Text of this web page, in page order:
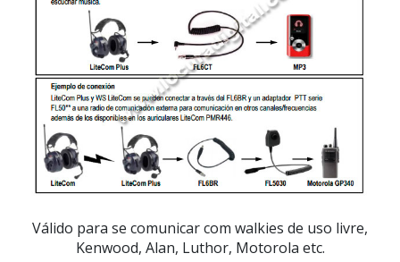
Válido para se comunicar com walkies de uso livre,
Kenwood, Alan, Luthor, Motorola etc.